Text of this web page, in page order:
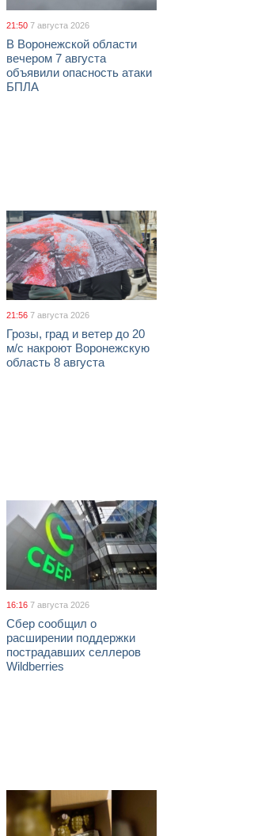
21:50 7 августа 2026
В Воронежской области
вечером 7 августа
объявили опасность атаки
БПЛА
21:56 7 августа 2026
Грозы, град и ветер до 20
м/с накроют Воронежскую
область 8 августа
16:16 7 августа 2026
Сбер сообщил о
расширении поддержки
пострадавших селлеров
Wildberries